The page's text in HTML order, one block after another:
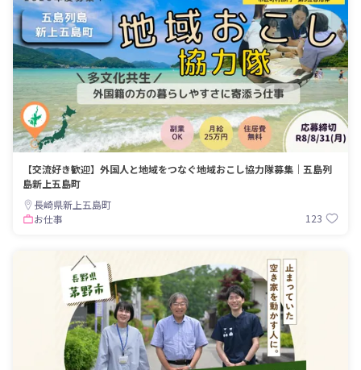
【交流好き歓迎】外国人と地域をつなぐ地域おこし協力隊募集｜五島列
島新上五島町
長崎県新上五島町
お仕事
123